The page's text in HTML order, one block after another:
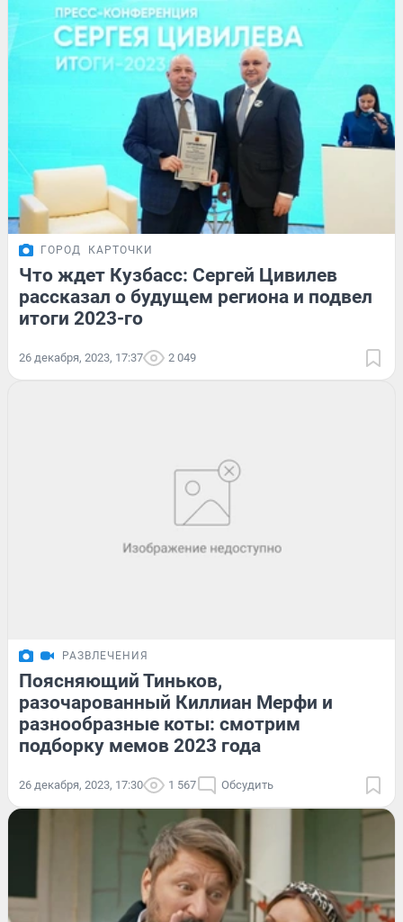
ГОРОД КАРТОЧКИ
Что ждет Кузбасс: Сергей Цивилев
рассказал о будущем региона и подвел
итоги 2023-го
26 декабря, 2023, 17:37 2 049
РАЗВЛЕЧЕНИЯ
Поясняющий Тиньков,
разочарованный Киллиан Мерфи и
разнообразные коты: смотрим
подборку мемов 2023 года
26 декабря, 2023, 17:30 1 567 Обсудить